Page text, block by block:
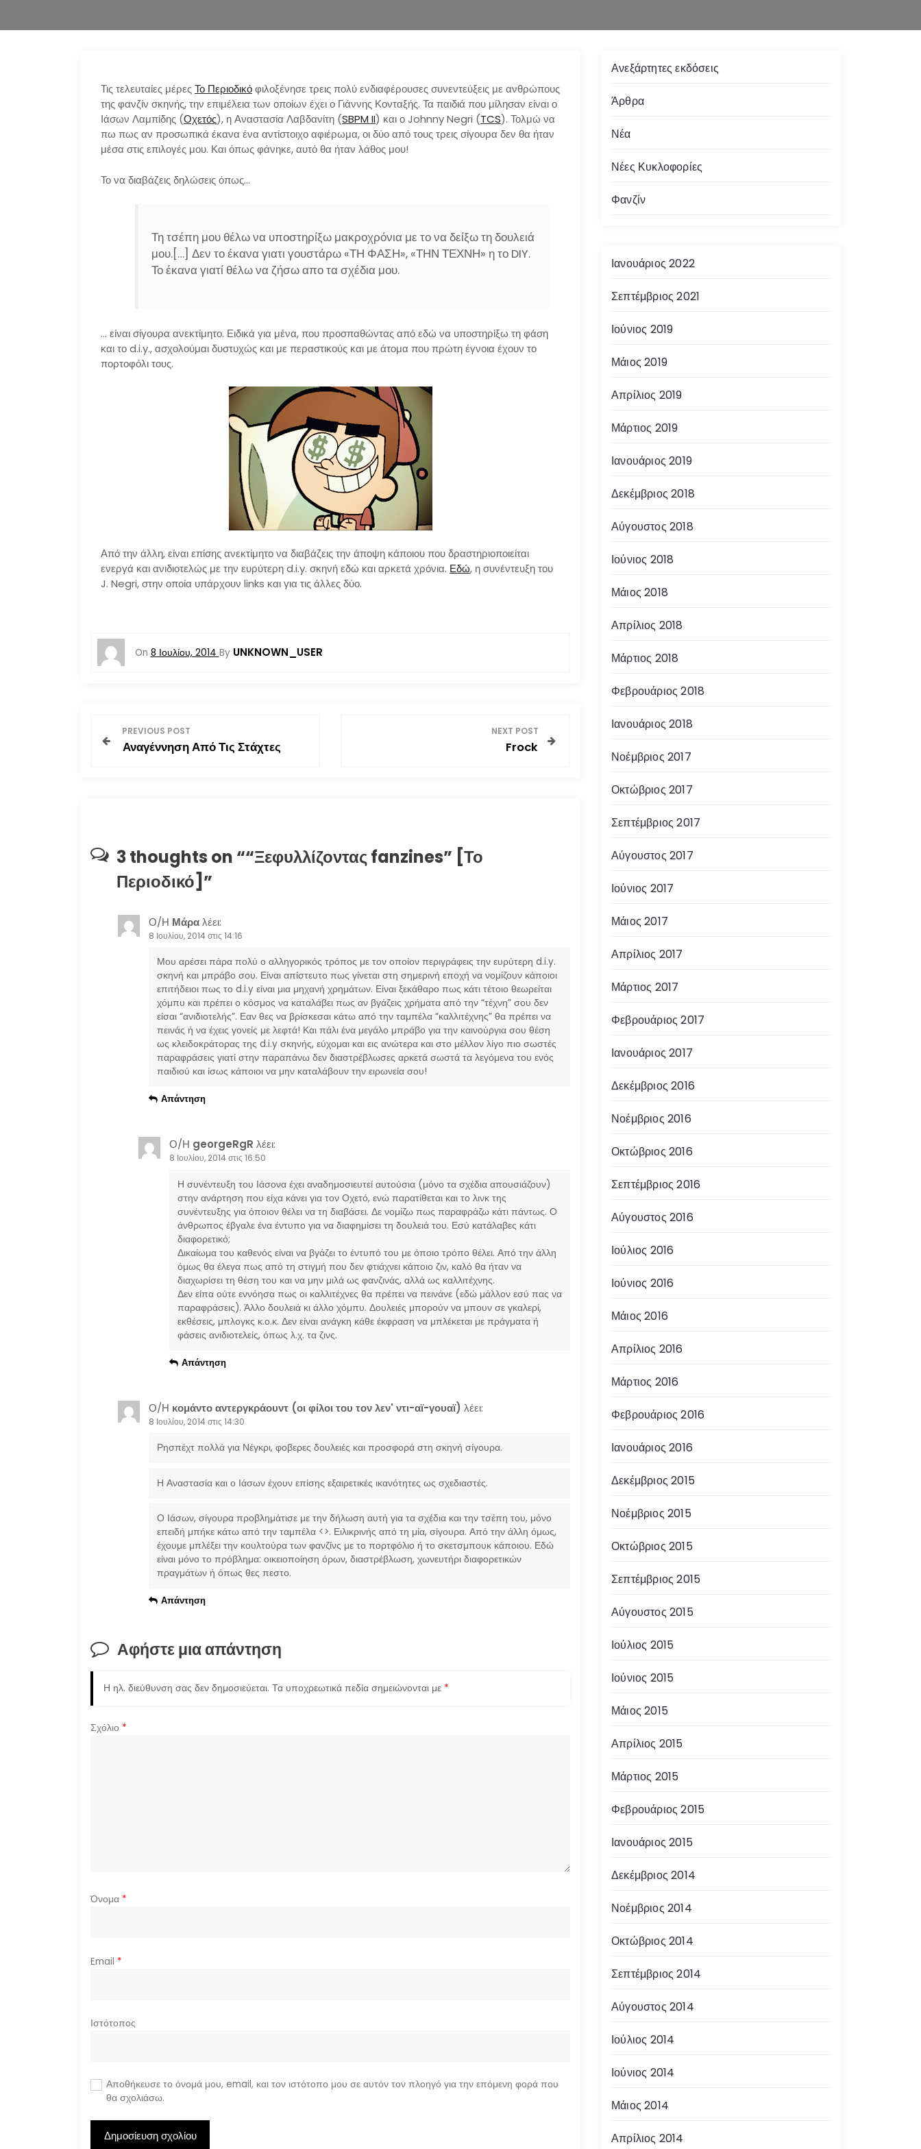
Τις τελευταίες μέρεςΤο Περιοδικόφιλοξένησε τρεις πολύ ενδιαφέρουσες συνεντεύξεις με ανθρώπους
της φανζίν σκηνής, την επιμέλεια των οποίων έχει ο Γιάννης Κονταξής. Τα παιδιά που μίλησαν είναι ο
Ιάσων Λαμπίδης (Οχετός), η Αναστασία Λαβδανίτη (SBPM II) και ο Johnny Negri (TCS). Τολμώ να
πω πως αν προσωπικά έκανα ένα αντίστοιχο αφιέρωμα, οι δύο από τους τρεις σίγουρα δεν θα ήταν
μέσα στις επιλογές μου. Και όπως φάνηκε, αυτό θα ήταν λάθος μου!
Το να διαβάζεις δηλώσεις όπως…
Τη τσέπη μου θέλω να υποστηρίξω μακροχρόνια με το να δείξω τη δουλειά
μου.[…] Δεν το έκανα γιατι γουστάρω «ΤΗ ΦΑΣΗ», «ΤΗΝ ΤΕΧΝΗ» η το DIY.
Το έκανα γιατί θέλω να ζήσω απο τα σχέδια μου.
… είναι σίγουρα ανεκτίμητο. Ειδικά για μένα, που προσπαθώντας από εδώ να υποστηρίξω τη φάση
και το d.i.y., ασχολούμαι δυστυχώς και με περαστικούς και με άτομα που πρώτη έγνοια έχουν το
πορτοφόλι τους.
Από την άλλη, είναι επίσης ανεκτίμητο να διαβάζεις την άποψη κάποιου που δραστηριοποιείται
ενεργά και ανιδιοτελώς με την ευρύτερη d.i.y. σκηνή εδώ και αρκετά χρόνια. Εδώ, η συνέντευξη του
J. Negri, στην οποία υπάρχουν links και για τις άλλες δύο.
On 8 Ιουλίου, 2014 By UNKNOWN_USER
γ
PREVIOUS POST
Αναγέννηση Από Τις Στάχτες
NEXT POST
Frock
3 thoughts on ““Ξεφυλλίζοντας fanzines” [Το
Περιοδικό] ”
Ο/Η Μάραλέει:
8 Ιουλίου, 2014 στις 14:16
Μου αρέσει πάρα πολύ ο αλληγορικός τρόπος με τον οποίον περιγράφεις την ευρύτερη d.i.y.
σκηνή και μπράβο σου. Είναι απίστευτο πως γίνεται στη σημερινή εποχή να νομίζουν κάποιοι
επιτήδειοι πως το d.i.y είναι μια μηχανή χρημάτων. Είναι ξεκάθαρο πως κάτι τέτοιο θεωρείται
χόμπυ και πρέπει ο κόσμος να καταλάβει πως αν βγάζεις χρήματα από την “τέχνη” σου δεν
είσαι “ανιδιοτελής”. Εαν θες να βρίσκεσαι κάτω από την ταμπέλα “καλλιτέχνης” θα πρέπει να
πεινάς ή να έχεις γονείς με λεφτά! Και πάλι ένα μεγάλο μπράβο για την καινούργια σου θέση
ως κλειδοκράτορας της d.i.y σκηνής, εύχομαι και εις ανώτερα και στο μέλλον λίγο πιο σωστές
παραφράσεις γιατί στην παραπάνω δεν διαστρέβλωσες αρκετά σωστά τα λεγόμενα του ενός
παιδιού και ίσως κάποιοι να μην καταλάβουν την ειρωνεία σου!
Απάντηση
Ο/Η georgeRgR λέει:
8 Ιουλίου, 2014 στις 16:50
Η συνέντευξη του Ιάσονα έχει αναδημοσιευτεί αυτούσια (μόνο τα σχέδια απουσιάζουν)
στην ανάρτηση που είχα κάνει για τον Οχετό, ενώ παρατίθεται και το λινκ της
συνέντευξης για όποιον θέλει να τη διαβάσει. Δε νομίζω πως παραφράζω κάτι πάντως. Ο
άνθρωπος έβγαλε ένα έντυπο για να διαφημίσει τη δουλειά του. Εσύ κατάλαβες κάτι
διαφορετικό;
Δικαίωμα του καθενός είναι να βγάζει το έντυπό του με όποιο τρόπο θέλει. Από την άλλη
όμως θα έλεγα πως από τη στιγμή που δεν φτιάχνει κάποιο ζιν, καλό θα ήταν να
διαχωρίσει τη θέση του και να μην μιλά ως φανζινάς, αλλά ως καλλιτέχνης.
Δεν είπα ούτε εννόησα πως οι καλλιτέχνες θα πρέπει να πεινάνε (εδώ μάλλον εσύ πας να
παραφράσεις). Άλλο δουλειά κι άλλο χόμπυ. Δουλειές μπορούν να μπουν σε γκαλερί,
εκθέσεις, μπλογκς κ.ο.κ. Δεν είναι ανάγκη κάθε έκφραση να μπλέκεται με πράγματα ή
φάσεις ανιδιοτελείς, όπως λ.χ. τα ζινς.
Απάντηση
Ο/Η κομάντο αντεργκράουντ (οι φίλοι του τον λεν' ντι-αϊ-γουαϊ) λέει:
8 Ιουλίου, 2014 στις 14:30
Ρησπέχτ πολλά για Νέγκρι, φοβερες δουλειές και προσφορά στη σκηνή σίγουρα.
Η Αναστασία και ο Ιάσων έχουν επίσης εξαιρετικές ικανότητες ως σχεδιαστές.
Ο Ιάσων, σίγουρα προβλημάτισε με την δήλωση αυτή για τα σχέδια και την τσέπη του, μόνο
επειδή μπήκε κάτω από την ταμπέλα <>. Ειλικρινής από τη μία, σίγουρα. Από την άλλη όμως,
έχουμε μπλέξει την κουλτούρα των φανζίνς με το πορτφόλιο ή το σκετσμπουκ κάποιου. Εδώ
είναι μόνο το πρόβλημα: οικειοποίηση όρων, διαστρέβλωση, χωνευτήρι διαφορετικών
πραγμάτων ή όπως θες πεστο.
Απάντηση
Αφήστε μια απάντηση
Η ηλ. διεύθυνση σας δεν δημοσιεύεται. Τα υποχρεωτικά πεδία σημειώνονται με *
Σχόλιο *
Όνομα *
Email *
Ιστότοπος
Αποθήκευσε το όνομά μου, email, και τον ιστότοπο μου σε αυτόν τον πλοηγό για την επόμενη φορά που
θα σχολιάσω.
Ανεξάρτητες εκδόσεις
Άρθρα
Νέα
Νέες Κυκλοφορίες
Φανζίν
Ιανουάριος 2022
Σεπτέμβριος 2021
Ιούνιος 2019
Μάιος 2019
Απρίλιος 2019
Μάρτιος 2019
Ιανουάριος 2019
Δεκέμβριος 2018
Αύγουστος 2018
Ιούνιος 2018
Μάιος 2018
Απρίλιος 2018
Μάρτιος 2018
Φεβρουάριος 2018
Ιανουάριος 2018
Νοέμβριος 2017
Οκτώβριος 2017
Σεπτέμβριος 2017
Αύγουστος 2017
Ιούνιος 2017
Μάιος 2017
Απρίλιος 2017
Μάρτιος 2017
Φεβρουάριος 2017
Ιανουάριος 2017
Δεκέμβριος 2016
Νοέμβριος 2016
Οκτώβριος 2016
Σεπτέμβριος 2016
Αύγουστος 2016
Ιούλιος 2016
Ιούνιος 2016
Μάιος 2016
Απρίλιος 2016
Μάρτιος 2016
Φεβρουάριος 2016
Ιανουάριος 2016
Δεκέμβριος 2015
Νοέμβριος 2015
Οκτώβριος 2015
Σεπτέμβριος 2015
Αύγουστος 2015
Ιούλιος 2015
Ιούνιος 2015
Μάιος 2015
Απρίλιος 2015
Μάρτιος 2015
Φεβρουάριος 2015
Ιανουάριος 2015
Δεκέμβριος 2014
Νοέμβριος 2014
Οκτώβριος 2014
Σεπτέμβριος 2014
Αύγουστος 2014
Ιούλιος 2014
Ιούνιος 2014
Μάιος 2014
Απρίλιος 2014